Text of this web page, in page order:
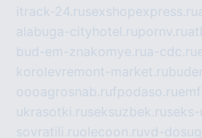
itrack-24.rusexshopexpress.ru
alabuga-cityhotel.rupornv.ru
bud-em-znakomye.rua-cdc.ru
korolevremont-market.ru
oooagrosnab.rufpodaso.ru
ukrasotki.ruseksuzbek.ru
sovratili.ruolecoon.ruvd-